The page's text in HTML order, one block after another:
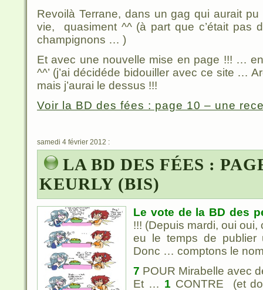
Revoilà Terrane, dans un gag qui aurait
vie, quasiment ^^ (à part que c’était pas
champignons … )
Et avec une nouvelle mise en page !!! …
^^’ (j’ai décidéde bidouiller avec ce site …
mais j’aurai le dessus !!!
Voir la BD des fées : page 10 – une
samedi 4 février 2012 :
LA BD DES FÉES :
KEURLY (BIS)
Le vote de la BD des
!!! (Depuis mardi, oui oui,
eu le temps de publier
Donc … comptons le
7 POUR Mirabelle avec
Et … 1 CONTRE (et